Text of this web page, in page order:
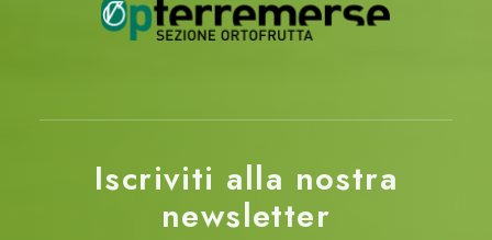
Iscriviti alla nostra
newsletter